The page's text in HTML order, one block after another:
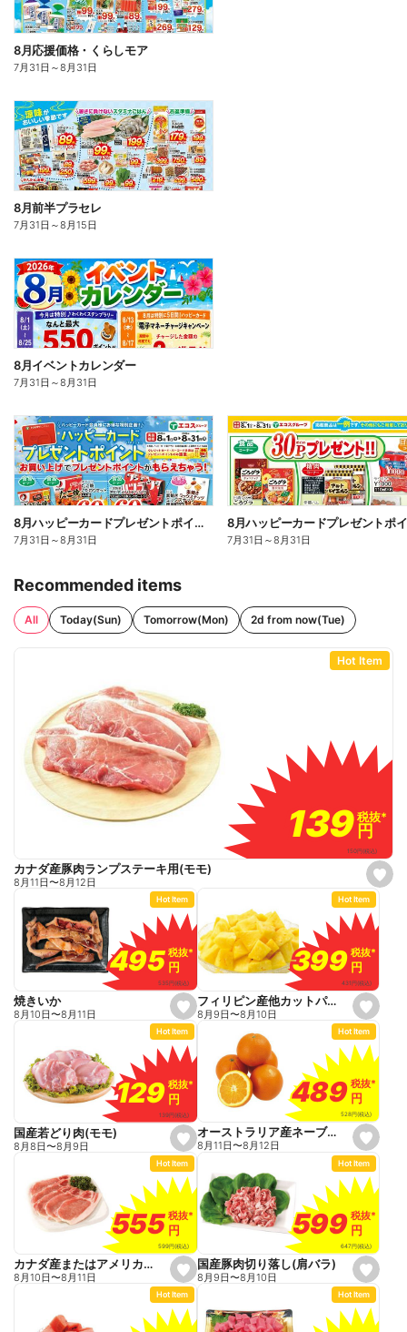
8月応援価格・くらしモア
7月31日 ～8月31日
8月前半プラセレ
7月31日 ～8月15日
8月イベントカレンダー
7月31日 ～8月31日
8月ハッピーカードプレゼントポイント:おもて
7月31日 ～8月31日 7月31日 ～8月31日
Recommended items
All Today(Sun) Tomorrow(Mon) 2d from now(Tue)
s
e
Hot Item
139
139税抜*
税抜*
円
円
150円(税込)
カナダ産豚肉ランプステーキ用(モモ)
8月11日〜8月12日
s
e
t
f
a
o
r
t
e
Hot Item
495
495税抜*
税抜*
円
円
535円(税込)
焼きいか
8月10日〜8月11日
s
e
t
f
a
o
r
t
e
Hot Item
399
399 税抜*
税抜*
円
円
431円(税込)
フィリピン産他カットパイン
8月9日〜8月10日
s
e
t
f
a
o
t
e
Hot Item
129
129税抜*
税抜*
円
円
139円(税込)
国産若どり肉(モモ)
8月8日〜8月9日
s
e
t
f
a
o
r
t
e
Hot Item
489
489 税抜*
税抜*
円
円
528円(税込)
オーストラリア産ネーブルオレンジ
8月11日〜8月12日
s
e
t
f
a
Hot Item
555
555税抜*
税抜*
円
円
599円(税込)
カナダ産またはアメリカ産豚肉生姜焼用(ロース)
8月10日〜8月11日
s
e
t
f
a
Hot Item
599
599 税抜*
税抜*
円
円
647円(税込)
国産豚肉切り落し(肩バラ)
8月9日〜8月10日
Hot Item Hot Item